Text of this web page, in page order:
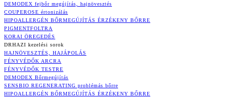
DEMODEX fejbőr megújítás, hajnövesztés
COUPEROSE értonizálás
HIPOALLERGÉN BŐRMEGÚJÍTÁS ÉRZÉKENY BŐRRE
PIGMENTFOLTRA
KORAI ÖREGEDÉS
DRHAZI kezelési sorok
HAJNÖVESZTÉS, HAJÁPOLÁS
FÉNYVÉDŐK ARCRA
FÉNYVÉDŐK TESTRE
DEMODEX Bőrmegújítás
SENSBIO REGENERATING problémás bőrre
HIPOALLERGÉN BŐRMEGÚJÍTÁS ÉRZÉKENY BŐRRE